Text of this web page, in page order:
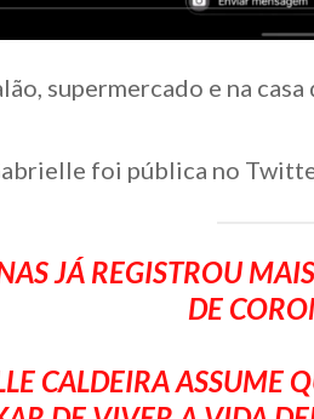
supermercado e na
foi pública no
JÁ REGISTROU
DE
CALDEIRA ASSUME